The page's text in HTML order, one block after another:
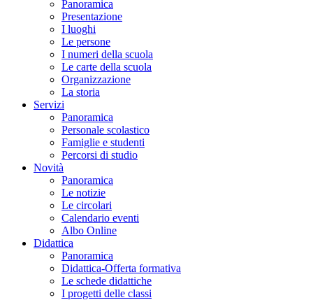
Panoramica
Presentazione
I luoghi
Le persone
I numeri della scuola
Le carte della scuola
Organizzazione
La storia
Servizi
Panoramica
Personale scolastico
Famiglie e studenti
Percorsi di studio
Novità
Panoramica
Le notizie
Le circolari
Calendario eventi
Albo Online
Didattica
Panoramica
Didattica-Offerta formativa
Le schede didattiche
I progetti delle classi